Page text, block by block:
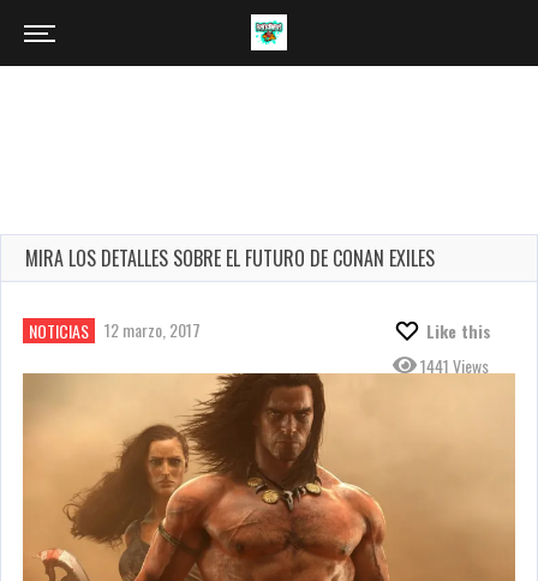
MIRA LOS DETALLES SOBRE EL FUTURO DE CONAN EXILES
NOTICIAS 12 marzo, 2017
Like this
1441 Views